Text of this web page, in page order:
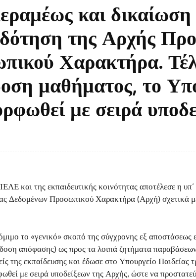
και
της Αρχής
Χαρακτήρα.
μαθήματος, το
με σειρά
και της εκπαιδευτικής κοινότητας αποτέλεσε η
Δεδομένων Προσωπικού Χαρακτήρα (Αρχή) σχετικά
το «γενικό» σκοπό της σύγχρονης εξ αποστάσεως
απόφασης) ως προς τα λοιπά ζητήματα
της εκπαίδευσης και έδωσε στο Υπουργείο Παιδείας
με σειρά υποδείξεων της Αρχής, ώστε να